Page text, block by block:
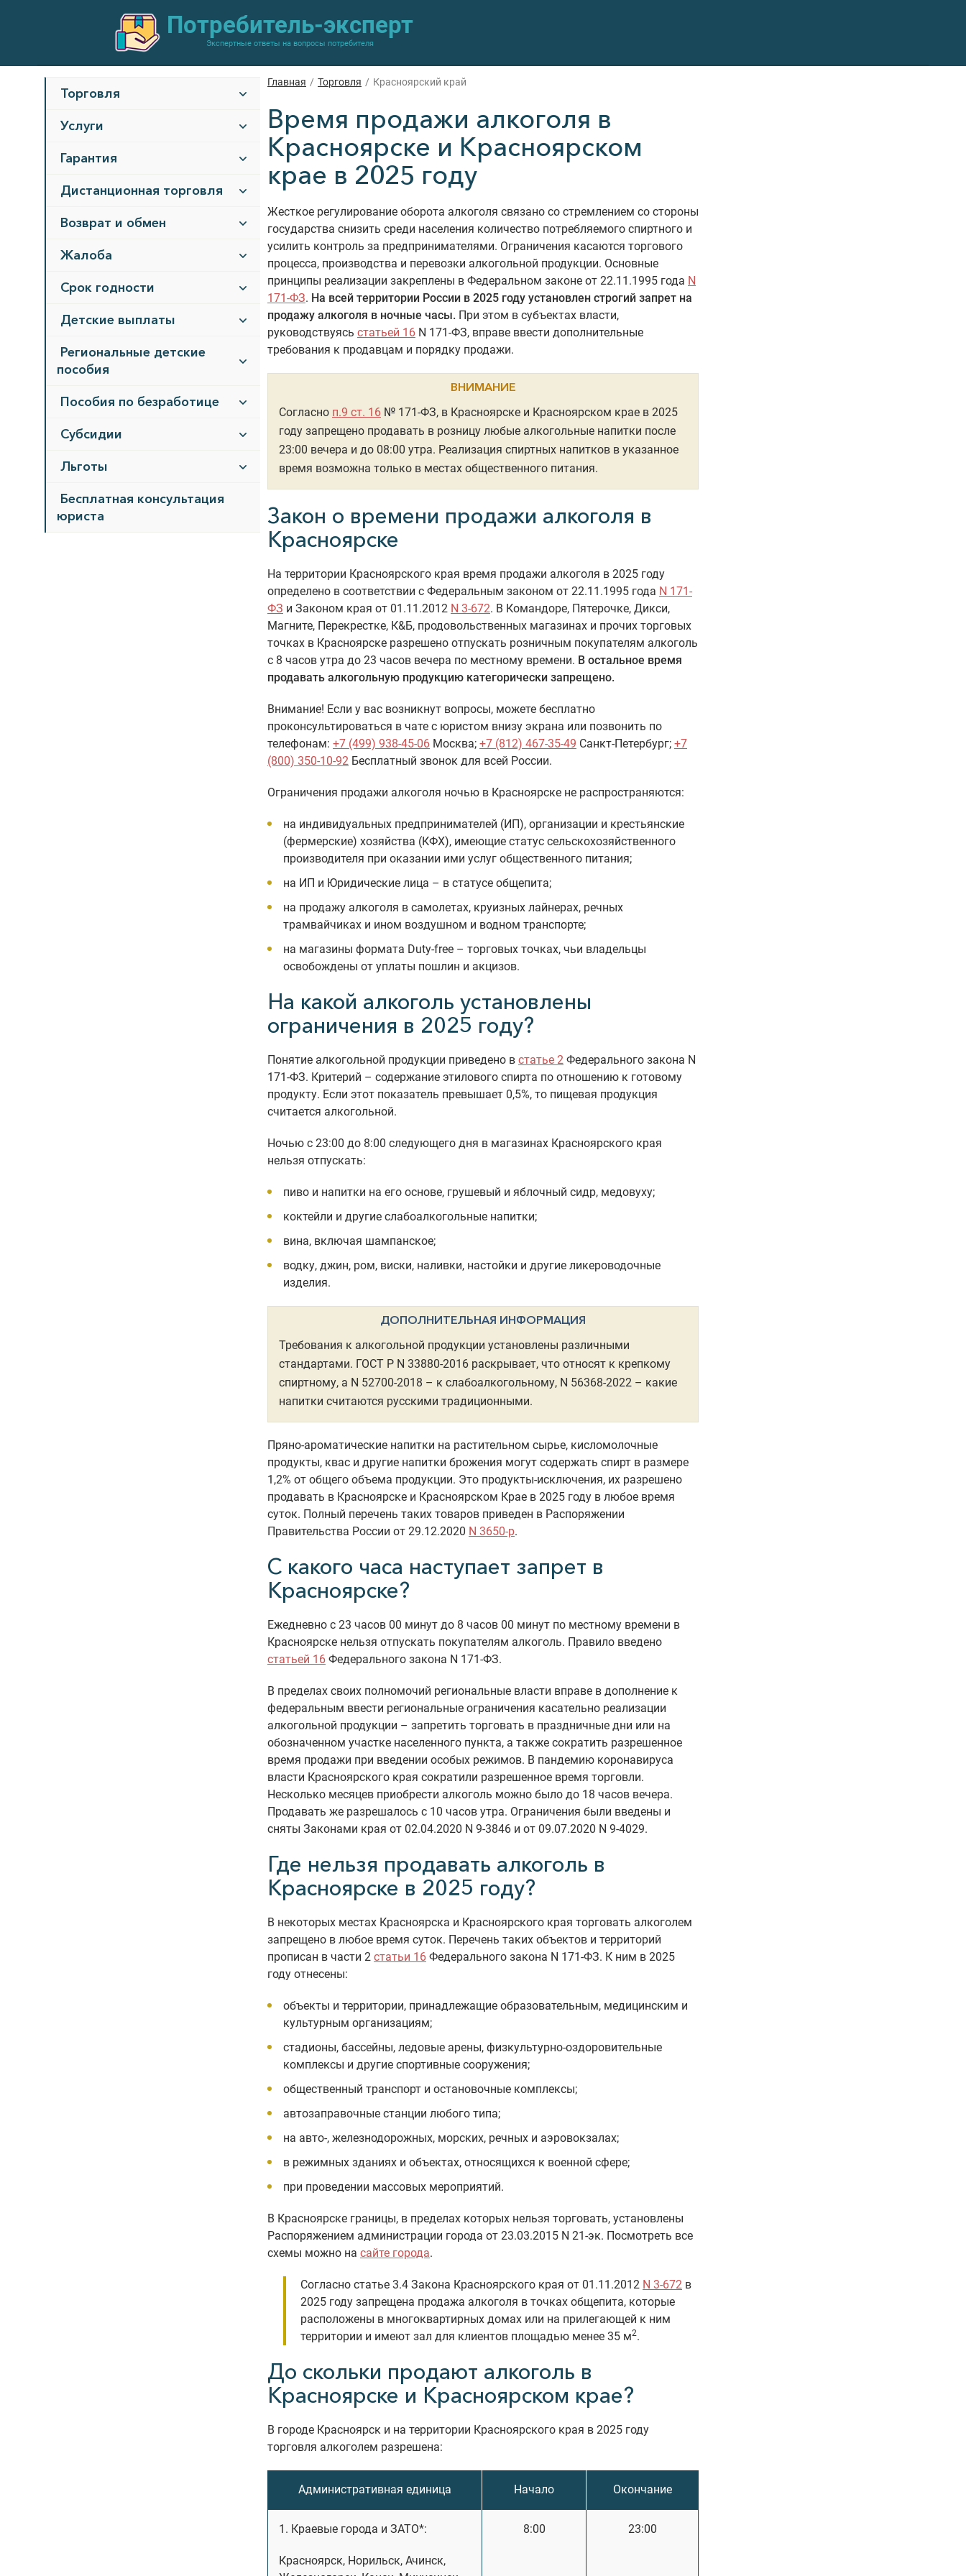
Потребитель-эксперт
Экспертные ответы на вопросы потребителя
Торговля
Услуги
Гарантия
Дистанционная торговля
Возврат и обмен
Жалоба
Срок годности
Детские выплаты
Региональные детские
пособия
Пособия по безработице
Субсидии
Льготы
Бесплатная консультация
юриста
Главная / Торговля / Красноярский край
Время продажи алкоголя в
Красноярске и Красноярском
крае в 2025 году
Жесткое регулирование оборота алкоголя связано со стремлением со стороны
государства снизить среди населения количество потребляемого спиртного и
усилить контроль за предпринимателями. Ограничения касаются торгового
процесса, производства и перевозки алкогольной продукции. Основные
принципы реализации закреплены в Федеральном законе от 22.11.1995 года N
171-ФЗ. На всей территории России в 2025 году установлен строгий запрет на
продажу алкоголя в ночные часы. При этом в субъектах власти,
руководствуясь статьей 16 N 171-ФЗ, вправе ввести дополнительные
требования к продавцам и порядку продажи.
ВНИМАНИЕ
Согласно п.9 ст. 16 № 171-ФЗ, в Красноярске и Красноярском крае в 2025
году запрещено продавать в розницу любые алкогольные напитки после
23:00 вечера и до 08:00 утра. Реализация спиртных напитков в указанное
время возможна только в местах общественного питания.
Закон о времени продажи алкоголя в
Красноярске
На территории Красноярского края время продажи алкоголя в 2025 году
определено в соответствии с Федеральным законом от 22.11.1995 года N 171-
ФЗ и Законом края от 01.11.2012 N 3-672. В Командоре, Пятерочке, Дикси,
Магните, Перекрестке, К&Б, продовольственных магазинах и прочих торговых
точках в Красноярске разрешено отпускать розничным покупателям алкоголь
с 8 часов утра до 23 часов вечера по местному времени. В остальное время
продавать алкогольную продукцию категорически запрещено.
Внимание! Если у вас возникнут вопросы, можете бесплатно
проконсультироваться в чате с юристом внизу экрана или позвонить по
телефонам: +7 (499) 938-45-06 Москва; +7 (812) 467-35-49 Санкт-Петербург; +7
(800) 350-10-92 Бесплатный звонок для всей России.
Ограничения продажи алкоголя ночью в Красноярске не распространяются:
на индивидуальных предпринимателей (ИП), организации и крестьянские
(фермерские) хозяйства (КФХ), имеющие статус сельскохозяйственного
производителя при оказании ими услуг общественного питания;
на ИП и Юридические лица – в статусе общепита;
на продажу алкоголя в самолетах, круизных лайнерах, речных
трамвайчиках и ином воздушном и водном транспорте;
на магазины формата Duty-free – торговых точках, чьи владельцы
освобождены от уплаты пошлин и акцизов.
На какой алкоголь установлены
ограничения в 2025 году?
Понятие алкогольной продукции приведено в статье 2 Федерального закона N
171-ФЗ. Критерий – содержание этилового спирта по отношению к готовому
продукту. Если этот показатель превышает 0,5%, то пищевая продукция
считается алкогольной.
Ночью с 23:00 до 8:00 следующего дня в магазинах Красноярского края
нельзя отпускать:
пиво и напитки на его основе, грушевый и яблочный сидр, медовуху;
коктейли и другие слабоалкогольные напитки;
вина, включая шампанское;
водку, джин, ром, виски, наливки, настойки и другие ликероводочные
изделия.
ДОПОЛНИТЕЛЬНАЯ ИНФОРМАЦИЯ
Требования к алкогольной продукции установлены различными
стандартами. ГОСТ Р N 33880-2016 раскрывает, что относят к крепкому
спиртному, а N 52700-2018 – к слабоалкогольному, N 56368-2022 – какие
напитки считаются русскими традиционными.
Пряно-ароматические напитки на растительном сырье, кисломолочные
продукты, квас и другие напитки брожения могут содержать спирт в размере
1,2% от общего объема продукции. Это продукты-исключения, их разрешено
продавать в Красноярске и Красноярском Крае в 2025 году в любое время
суток. Полный перечень таких товаров приведен в Распоряжении
Правительства России от 29.12.2020 N 3650-р.
С какого часа наступает запрет в
Красноярске?
Ежедневно с 23 часов 00 минут до 8 часов 00 минут по местному времени в
Красноярске нельзя отпускать покупателям алкоголь. Правило введено
статьей 16 Федерального закона N 171-ФЗ.
В пределах своих полномочий региональные власти вправе в дополнение к
федеральным ввести региональные ограничения касательно реализации
алкогольной продукции – запретить торговать в праздничные дни или на
обозначенном участке населенного пункта, а также сократить разрешенное
время продажи при введении особых режимов. В пандемию коронавируса
власти Красноярского края сократили разрешенное время торговли.
Несколько месяцев приобрести алкоголь можно было до 18 часов вечера.
Продавать же разрешалось с 10 часов утра. Ограничения были введены и
сняты Законами края от 02.04.2020 N 9-3846 и от 09.07.2020 N 9-4029.
Где нельзя продавать алкоголь в
Красноярске в 2025 году?
В некоторых местах Красноярска и Красноярского края торговать алкоголем
запрещено в любое время суток. Перечень таких объектов и территорий
прописан в части 2 статьи 16 Федерального закона N 171-ФЗ. К ним в 2025
году отнесены:
объекты и территории, принадлежащие образовательным, медицинским и
культурным организациям;
стадионы, бассейны, ледовые арены, физкультурно-оздоровительные
комплексы и другие спортивные сооружения;
общественный транспорт и остановочные комплексы;
автозаправочные станции любого типа;
на авто-, железнодорожных, морских, речных и аэровокзалах;
в режимных зданиях и объектах, относящихся к военной сфере;
при проведении массовых мероприятий.
В Красноярске границы, в пределах которых нельзя торговать, установлены
Распоряжением администрации города от 23.03.2015 N 21-эк. Посмотреть все
схемы можно на сайте города.
Согласно статье 3.4 Закона Красноярского края от 01.11.2012 N 3-672 в
2025 году запрещена продажа алкоголя в точках общепита, которые
расположены в многоквартирных домах или на прилегающей к ним
территории и имеют зал для клиентов площадью менее 35 м2.
До скольки продают алкоголь в
Красноярске и Красноярском крае?
В городе Красноярск и на территории Красноярского края в 2025 году
торговля алкоголем разрешена:
Административная единица Начало Окончание
1. Краевые города и ЗАТО*:
Красноярск, Норильск, Ачинск,
8:00 23:00